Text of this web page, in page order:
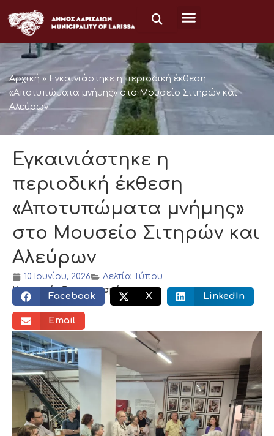
στο
περιεχόμενο
Αρχική » Εγκαινιάστηκε η περιοδική έκθεση
«Αποτυπώματα μνήμης» στο Μουσείο Σιτηρών και
Αλεύρων
Εγκαινιάστηκε η
περιοδική έκθεση
«Αποτυπώματα μνήμης»
στο Μουσείο Σιτηρών και
Αλεύρων
10 Ιουνίου, 2026
Δελτία Τύπου
Κοινωνικός διαμοιρασμός:
Facebook X LinkedIn
Email